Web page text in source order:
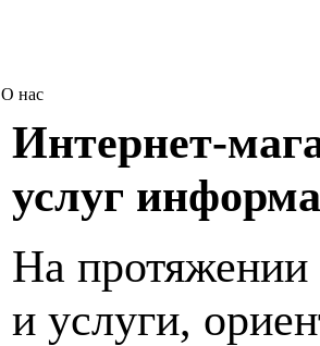
О нас
Интернет-
услуг
На протяжении
и услуги,